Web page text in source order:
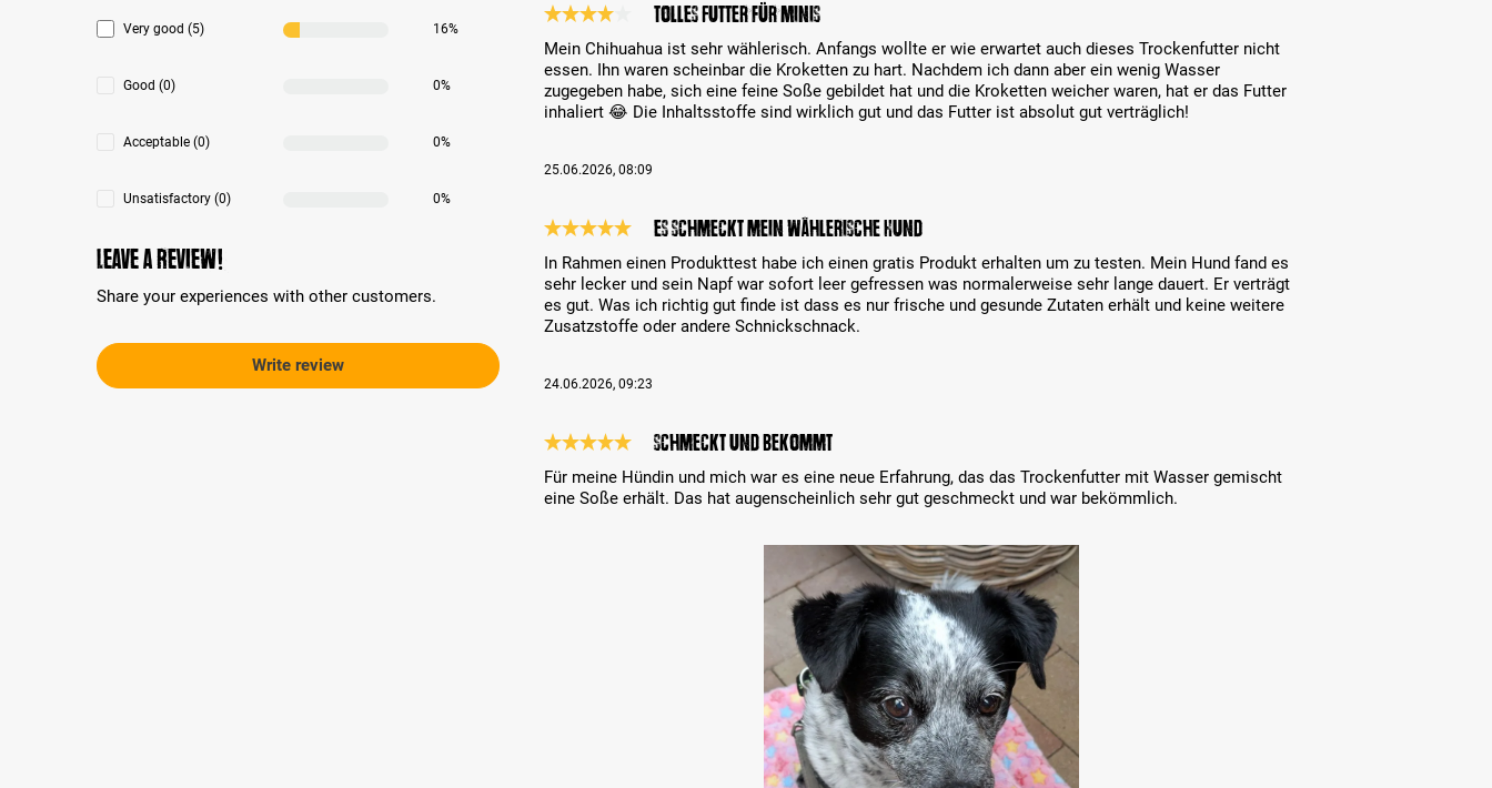
Very good (5) 16%
Good (0) 0%
Acceptable (0) 0%
Unsatisfactory (0) 0%
Leave a review!
Share your experiences with other customers.
Write review
Tolles Futter für Minis
Mein Chihuahua ist sehr wählerisch. Anfangs wollte er wie erwartet auch dieses Trockenfutter nicht
essen. Ihn waren scheinbar die Kroketten zu hart. Nachdem ich dann aber ein wenig Wasser
zugegeben habe, sich eine feine Soße gebildet hat und die Kroketten weicher waren, hat er das Futter
inhaliert 😂 Die Inhaltsstoffe sind wirklich gut und das Futter ist absolut gut verträglich!
25.06.2026, 08:09
Es schmeckt mein wählerische Hund
In Rahmen einen Produkttest habe ich einen gratis Produkt erhalten um zu testen. Mein Hund fand es
sehr lecker und sein Napf war sofort leer gefressen was normalerweise sehr lange dauert. Er verträgt
es gut. Was ich richtig gut finde ist dass es nur frische und gesunde Zutaten erhält und keine weitere
Zusatzstoffe oder andere Schnickschnack.
24.06.2026, 09:23
Schmeckt und bekommt
Für meine Hündin und mich war es eine neue Erfahrung, das das Trockenfutter mit Wasser gemischt
eine Soße erhält. Das hat augenscheinlich sehr gut geschmeckt und war bekömmlich.